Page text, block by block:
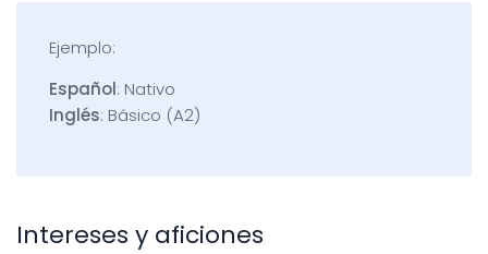
Ejemplo:
Español: Nativo
Inglés: Básico (A2)
Intereses y aficiones